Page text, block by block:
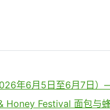
年6月5日至6月7日
Honey Festival 面包与